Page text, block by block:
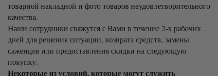
товарной накладной и фото товаров неудовлетворительного
качества.
Наши сотрудники свяжутся с Вами в течение 2-х рабочих
дней для решения ситуации, возврата средств, замены
саженцев или предоставления скидки на следующую
покупку.
Некоторые из условий, которые могут служить